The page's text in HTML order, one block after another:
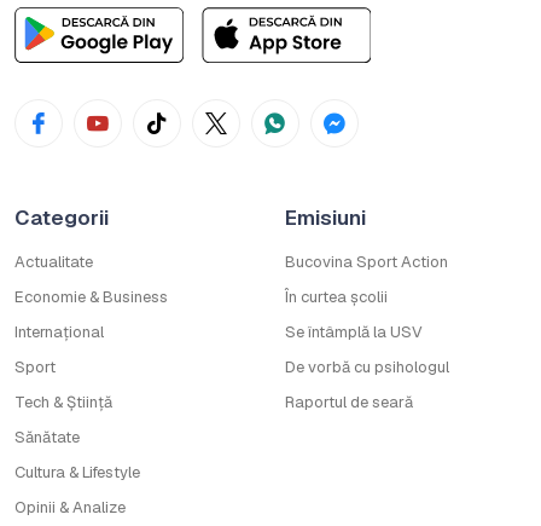
Categorii
Actualitate
Economie & Business
Internațional
Sport
Tech & Știință
Sănătate
Cultura & Lifestyle
Opinii & Analize
Emisiuni
Bucovina Sport Action
În curtea școlii
Se întâmplă la USV
De vorbă cu psihologul
Raportul de seară